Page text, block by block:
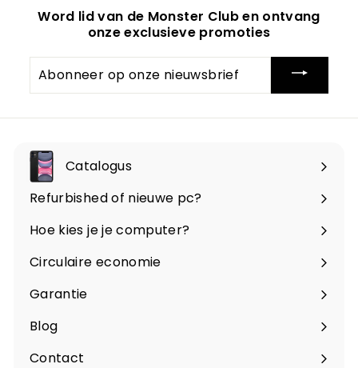
Word lid van de Monster Club en ontvang
onze exclusieve promoties
op
onze
Catalogus
Menu
openen
Refurbished of nieuwe pc?
Hoe kies je je computer?
Circulaire economie
Garantie
Blog
Contact